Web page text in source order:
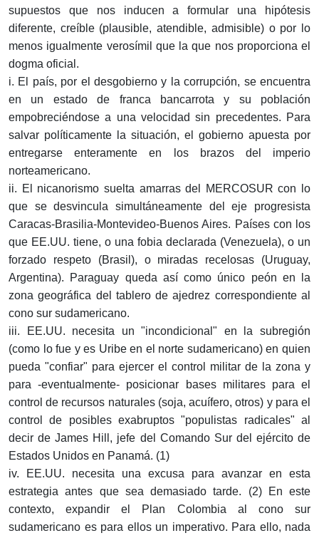
supuestos que nos inducen a formular una hipótesis
diferente, creíble (plausible, atendible, admisible) o por lo
menos igualmente verosímil que la que nos proporciona el
dogma oficial.
i. El país, por el desgobierno y la corrupción, se encuentra
en un estado de franca bancarrota y su población
empobreciéndose a una velocidad sin precedentes. Para
salvar políticamente la situación, el gobierno apuesta por
entregarse enteramente en los brazos del imperio
norteamericano.
ii. El nicanorismo suelta amarras del MERCOSUR con lo
que se desvincula simultáneamente del eje progresista
Caracas-Brasilia-Montevideo-Buenos Aires. Países con los
que EE.UU. tiene, o una fobia declarada (Venezuela), o un
forzado respeto (Brasil), o miradas recelosas (Uruguay,
Argentina). Paraguay queda así como único peón en la
zona geográfica del tablero de ajedrez correspondiente al
cono sur sudamericano.
iii. EE.UU. necesita un "incondicional" en la subregión
(como lo fue y es Uribe en el norte sudamericano) en quien
pueda "confiar" para ejercer el control militar de la zona y
para -eventualmente- posicionar bases militares para el
control de recursos naturales (soja, acuífero, otros) y para el
control de posibles exabruptos "populistas radicales" al
decir de James Hill, jefe del Comando Sur del ejército de
Estados Unidos en Panamá. (1)
iv. EE.UU. necesita una excusa para avanzar en esta
estrategia antes que sea demasiado tarde. (2) En este
contexto, expandir el Plan Colombia al cono sur
sudamericano es para ellos un imperativo. Para ello, nada